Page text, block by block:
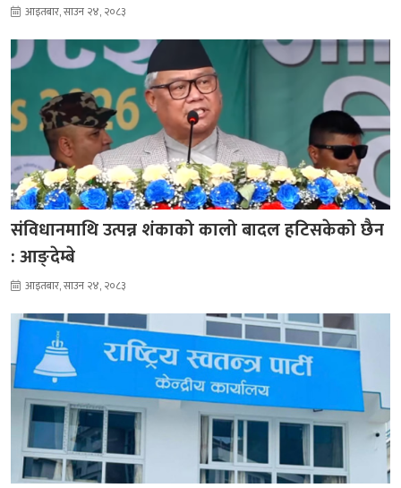
आइतबार, साउन २४, २०८३
संविधानमाथि उत्पन्न शंकाको कालो बादल हटिसकेको छैन
: आङ्देम्बे
आइतबार, साउन २४, २०८३